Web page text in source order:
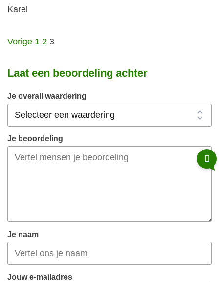
Karel
Site
navigatie
Vorige Pagina
1 Pagina
2 Pagina
3
Laat een beoordeling achter
Je overall waardering
Je beoordeling
Je naam
Jouw e-mailadres